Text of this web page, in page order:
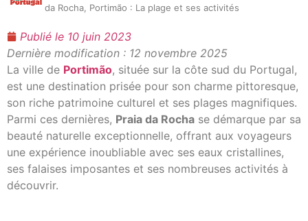
da Rocha, Portimão : La plage et ses activités
Publié le 10 juin 2023
Dernière modification : 12 novembre 2025
La ville de Portimão, située sur la côte sud du Portugal,
est une destination prisée pour son charme pittoresque,
son riche patrimoine culturel et ses plages magnifiques.
Parmi ces dernières, Praia da Rocha se démarque par sa
beauté naturelle exceptionnelle, offrant aux voyageurs
une expérience inoubliable avec ses eaux cristallines,
ses falaises imposantes et ses nombreuses activités à
découvrir.